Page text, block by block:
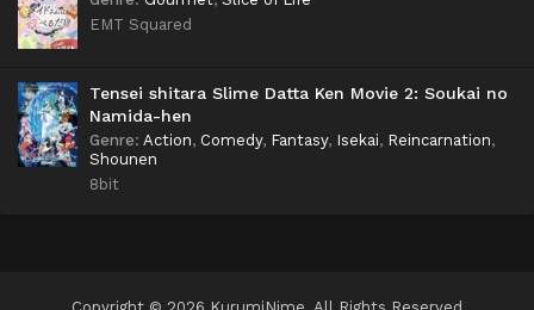
EMT Squared
Tensei shitara Slime Datta Ken Movie 2: Soukai no
Namida-hen
Genre: Action, Comedy, Fantasy, Isekai, Reincarnation,
Shounen
8bit